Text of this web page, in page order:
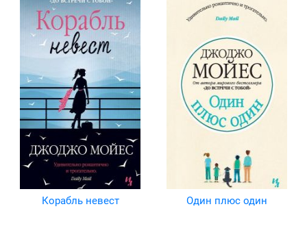
Корабль невест Один плюс один